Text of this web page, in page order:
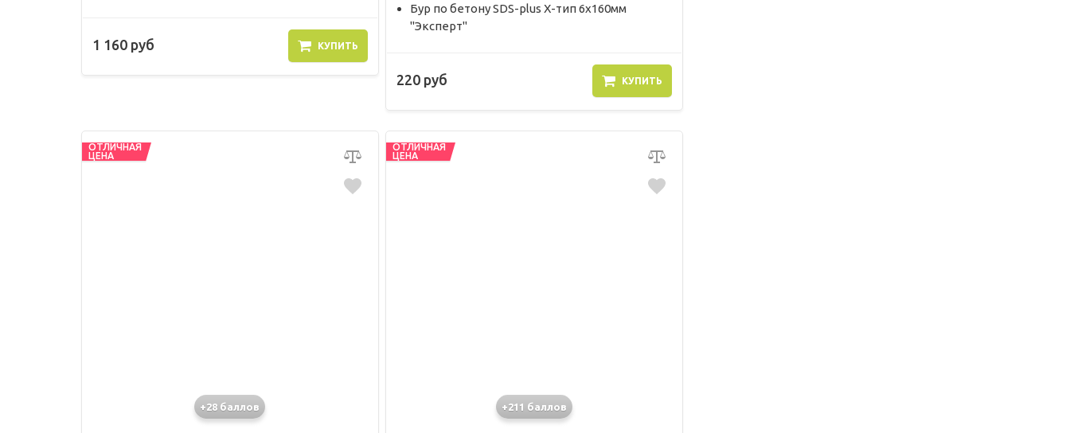
1 160 руб КУПИТЬ
Бур по бетону SDS-plus X-тип 6х160мм
"Эксперт"
220 руб КУПИТЬ
ОТЛИЧНАЯ
ЦЕНА
+28 баллов
ОТЛИЧНАЯ
ЦЕНА
+211 баллов